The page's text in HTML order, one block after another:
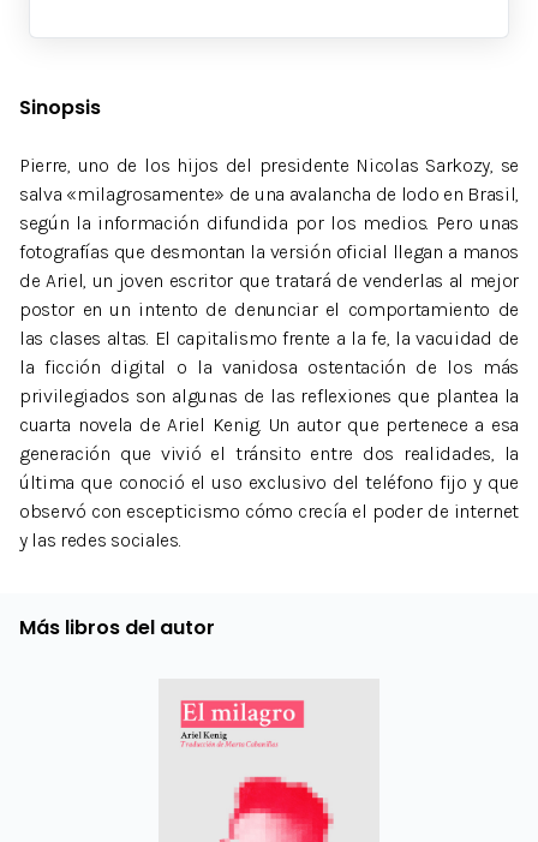
Sinopsis
Pierre, uno de los hijos del presidente Nicolas Sarkozy, se
salva «milagrosamente» de una avalancha de lodo en Brasil,
según la información difundida por los medios. Pero unas
fotografías que desmontan la versión oficial llegan a manos
de Ariel, un joven escritor que tratará de venderlas al mejor
postor en un intento de denunciar el comportamiento de
las clases altas. El capitalismo frente a la fe, la vacuidad de
la ficción digital o la vanidosa ostentación de los más
privilegiados son algunas de las reflexiones que plantea la
cuarta novela de Ariel Kenig. Un autor que pertenece a esa
generación que vivió el tránsito entre dos realidades, la
última que conoció el uso exclusivo del teléfono fijo y que
observó con escepticismo cómo crecía el poder de internet
y las redes sociales.
Más libros del autor